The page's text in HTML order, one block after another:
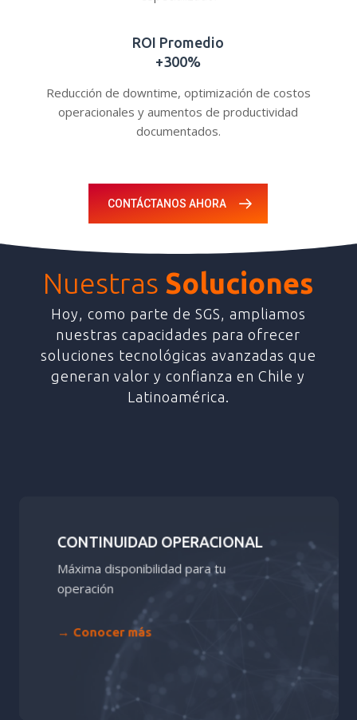
ROI Promedio
+300%
Reducción de downtime, optimización de costos
operacionales y aumentos de productividad
documentados.
CONTÁCTANOS AHORA
Nuestras Soluciones
Hoy, como parte de SGS, ampliamos
nuestras capacidades para ofrecer
soluciones tecnológicas avanzadas que
generan valor y confianza en Chile y
Latinoamérica.
CONTINUIDAD OPERACIONAL
Máxima disponibilidad para tu
operación
→ Conocer más